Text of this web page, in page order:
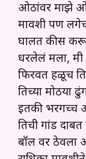
ओठांवर माझे
मावशी पण
घालत कीस
धरलेलं मला, मी
फिरवत हळूच
तिच्या मोठया
इतकी भरगच्च
तिची गांड
बॉल वर ठेवला